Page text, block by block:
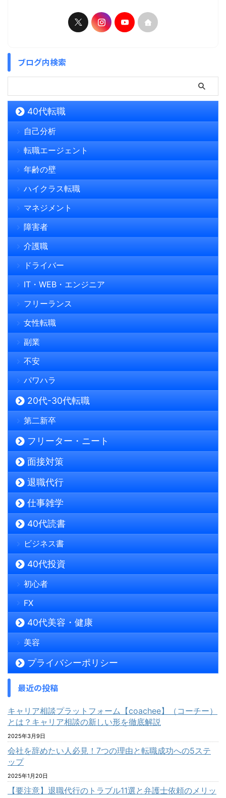
ブログ内検索
40代転職
自己分析
転職エージェント
年齢の壁
ハイクラス転職
マネジメント
障害者
介護職
ドライバー
IT・WEB・エンジニア
フリーランス
女性転職
副業
不安
パワハラ
20代-30代転職
第二新卒
フリーター・ニート
面接対策
退職代行
仕事雑学
40代読書
ビジネス書
40代投資
初心者
FX
40代美容・健康
美容
プライバシーポリシー
最近の投稿
キャリア相談プラットフォーム【coachee】（コーチー）
とは？キャリア相談の新しい形を徹底解説
2025年3月9日
会社を辞めたい人必見！7つの理由と転職成功への5ステ
ップ
2025年1月20日
【要注意】退職代行のトラブル11選と弁護士依頼のメリッ